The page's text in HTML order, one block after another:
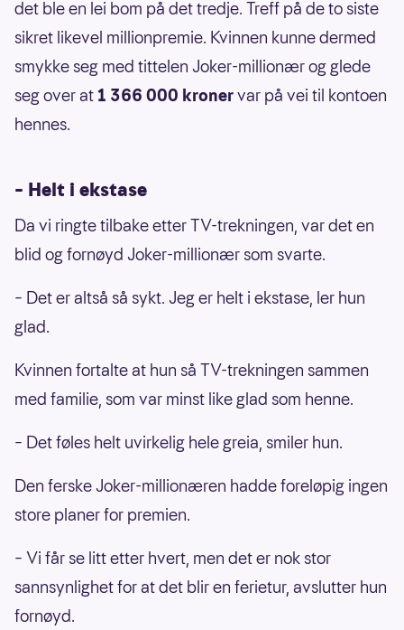
det ble en lei bom på det tredje. Treff på de to siste
sikret likevel millionpremie. Kvinnen kunne dermed
smykke seg med tittelen Joker-millionær og glede
seg over at1 366 000 kronervar på vei til kontoen
hennes.
– Helt i ekstase
Da vi ringte tilbake etter TV-trekningen, var det en
blid og fornøyd Joker-millionær som svarte.
– Det er altså så sykt. Jeg er helt i ekstase, ler hun
glad.
Kvinnen fortalte at hun så TV-trekningen sammen
med familie, som var minst like glad som henne.
– Det føles helt uvirkelig hele greia, smiler hun.
Den ferske Joker-millionæren hadde foreløpig ingen
store planer for premien.
– Vi får se litt etter hvert, men det er nok stor
sannsynlighet for at det blir en ferietur, avslutter hun
fornøyd.